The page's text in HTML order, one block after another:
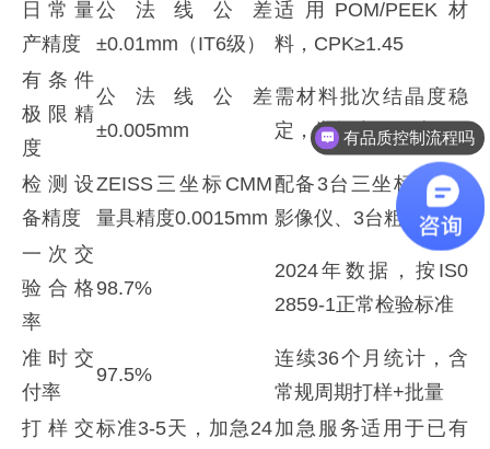
日常量
产精度
公法线公差
±0.01mm（IT6级）
适用POM/PEEK材
料，CPK≥1.45
有条件
极限精
度
公法线公差
±0.005mm
需材料批次结晶度稳
定，齿数少于30齿
检测设
备精度
ZEISS三坐标CMM
量具精度0.0015mm
配备3台三坐标、5台
影像仪、3台粗糙度仪
一次交
验合格
率
98.7%
2024年数据，按IS0
2859-1正常检验标准
准时交
付率
97.5%
连续36个月统计，含
常规周期打样+批量
打样交标准3-5天，加急24加急服务适用于已有
检测设备有哪些